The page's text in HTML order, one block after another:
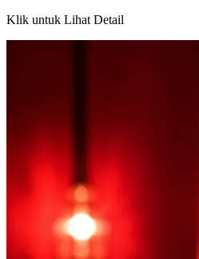
Klik untuk Lihat Detail